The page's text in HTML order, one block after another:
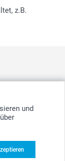
und
z.B.